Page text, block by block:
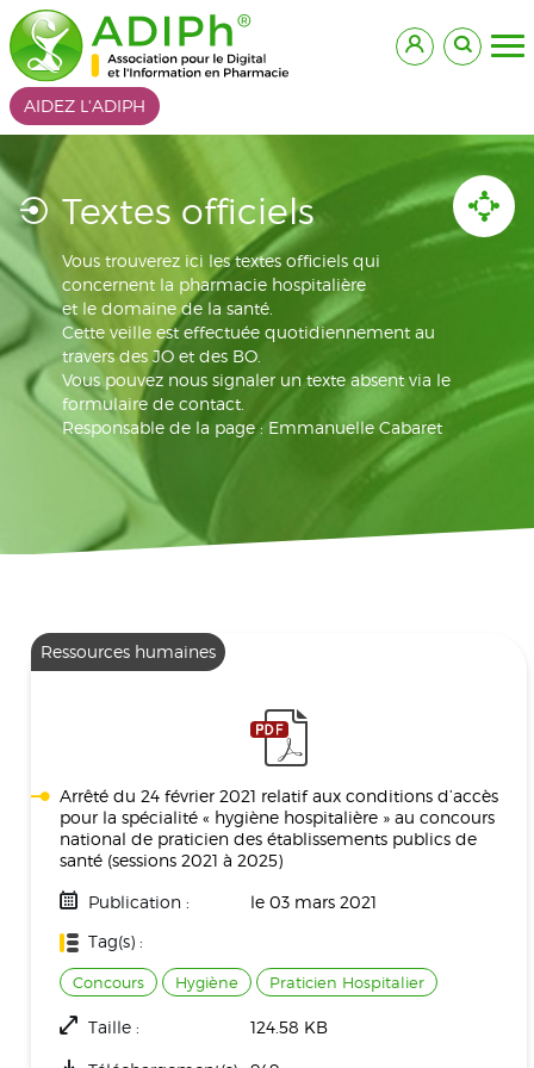
AIDEZ L'ADIPH
Textes officiels
Vous trouverez ici les textes officiels qui
concernent la pharmacie hospitalière
et le domaine de la santé.
Cette veille est effectuée quotidiennement au
travers des JO et des BO.
Vous pouvez nous signaler un texte absent via le
formulaire de contact.
Responsable de la page : Emmanuelle Cabaret
Ressources humaines
Arrêté du 24 février 2021 relatif aux conditions d’accès
pour la spécialité « hygiène hospitalière » au concours
national de praticien des établissements publics de
santé (sessions 2021 à 2025)
Publication :
le 03 mars 2021
Tag(s) :
Concours Hygiène Praticien Hospitalier
Taille : 124.58 KB